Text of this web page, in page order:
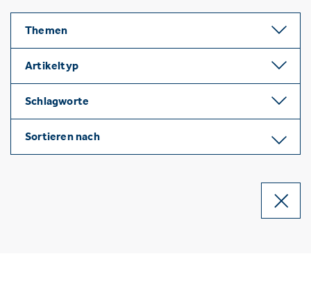
Themen
Artikeltyp
Schlagworte
Sortieren nach